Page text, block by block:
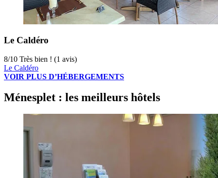
Le Caldéro
8/10 Très bien ! (1 avis)
Le Caldéro
VOIR PLUS D’HÉBERGEMENTS
Ménesplet : les meilleurs hôtels